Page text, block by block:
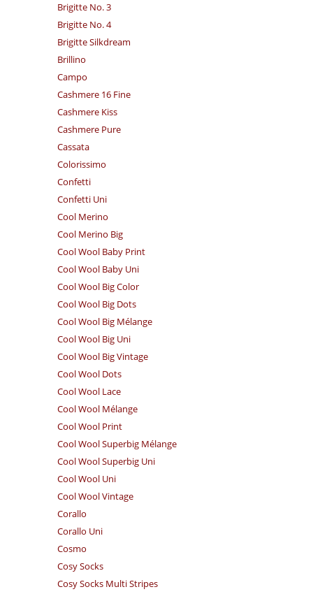
Brigitte No. 3
Brigitte No. 4
Brigitte Silkdream
Brillino
Campo
Cashmere 16 Fine
Cashmere Kiss
Cashmere Pure
Cassata
Colorissimo
Confetti
Confetti Uni
Cool Merino
Cool Merino Big
Cool Wool Baby Print
Cool Wool Baby Uni
Cool Wool Big Color
Cool Wool Big Dots
Cool Wool Big Mélange
Cool Wool Big Uni
Cool Wool Big Vintage
Cool Wool Dots
Cool Wool Lace
Cool Wool Mélange
Cool Wool Print
Cool Wool Superbig Mélange
Cool Wool Superbig Uni
Cool Wool Uni
Cool Wool Vintage
Corallo
Corallo Uni
Cosmo
Cosy Socks
Cosy Socks Multi Stripes